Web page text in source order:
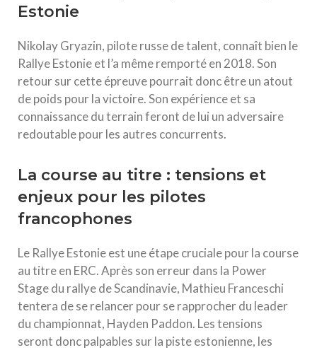
Estonie
Nikolay Gryazin, pilote russe de talent, connaît bien le
Rallye Estonie et l’a même remporté en 2018. Son
retour sur cette épreuve pourrait donc être un atout
de poids pour la victoire. Son expérience et sa
connaissance du terrain feront de lui un adversaire
redoutable pour les autres concurrents.
La course au titre : tensions et
enjeux pour les pilotes
francophones
Le Rallye Estonie est une étape cruciale pour la course
au titre en ERC. Après son erreur dans la Power
Stage du rallye de Scandinavie, Mathieu Franceschi
tentera de se relancer pour se rapprocher du leader
du championnat, Hayden Paddon. Les tensions
seront donc palpables sur la piste estonienne, les